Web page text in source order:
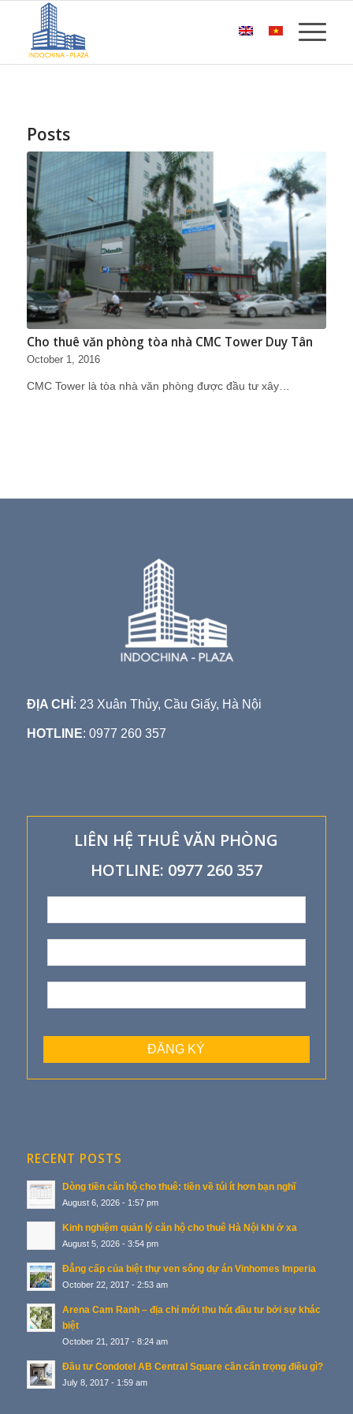
Posts
Cho thuê văn phòng tòa nhà CMC Tower Duy Tân
October 1, 2016
CMC Tower là tòa nhà văn phòng được đầu tư xây…
ĐỊA CHỈ : 23 Xuân Thủy, Cầu Giấy, Hà Nội
HOTLINE: 0977 260 357
LIÊN HỆ THUÊ VĂN PHÒNG
HOTLINE: 0977 260 357
RECENT POSTS
Dòng tiền căn hộ cho thuê: tiền về túi ít hơn bạn nghĩ
August 6, 2026 - 1:57 pm
Kinh nghiệm quản lý căn hộ cho thuê Hà Nội khi ở xa
August 5, 2026 - 3:54 pm
Đẳng cấp của biệt thự ven sông dự án Vinhomes Imperia
October 22, 2017 - 2:53 am
Arena Cam Ranh – địa chỉ mới thu hút đầu tư bởi sự khác
biệt
October 21, 2017 - 8:24 am
Đầu tư Condotel AB Central Square cần cẩn trọng điều gì?
July 8, 2017 - 1:59 am